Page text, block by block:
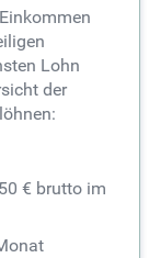
Lohn
der
€ brutto im